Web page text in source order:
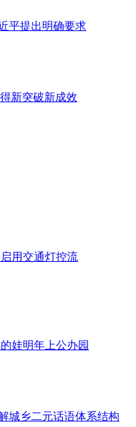
平提出明确要求
新突破新成效
用交通灯控流
娃明年上公办园
城乡二元话语体系结构